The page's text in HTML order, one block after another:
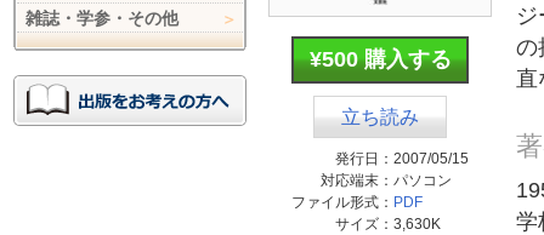
¥500 購入する
立ち読み
発行日： 2007/05/15
対応端末： パソコン
ファイル形式： PDF
サイズ： 3,630K
の
直
学
雑誌・学参・その他